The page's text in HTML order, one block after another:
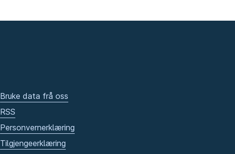
Bruke data frå oss
RSS
Personvernerklæring
Tilgjengeerklæring